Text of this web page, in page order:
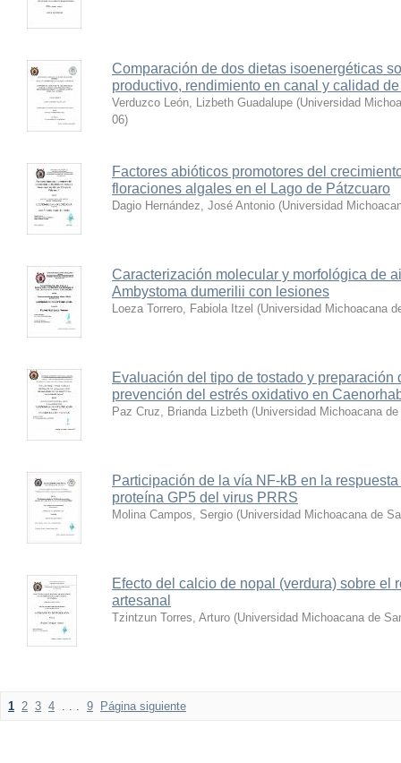
Comparación de dos dietas isoenergéticas
productivo, rendimiento en canal y calidad
Verduzco León, Lizbeth Guadalupe (Universidad
06)
Factores abióticos promotores del
floraciones algales en el Lago de Pátzcuaro
Dagio Hernández, José Antonio (Universidad
Caracterización molecular y morfológica de
Ambystoma dumerilii con lesiones
Loeza Torrero, Fabiola Itzel (Universidad Michoacana
Evaluación del tipo de tostado y preparación
prevención del estrés oxidativo en
Paz Cruz, Brianda Lizbeth (Universidad Michoacana
Participación de la vía NF-kB en la
proteína GP5 del virus PRRS
Molina Campos, Sergio (Universidad Michoacana de
Efecto del calcio de nopal (verdura) sobre el
artesanal
Tzintzun Torres, Arturo (Universidad Michoacana de
1 2 3 4 . . . 9 Página siguiente